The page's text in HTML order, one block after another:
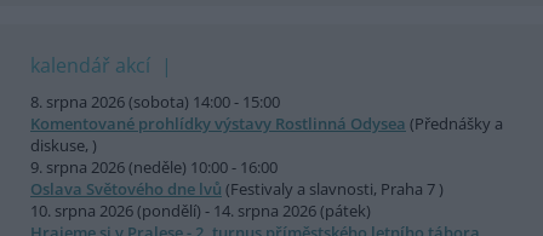
kalendář akcí
8. srpna 2026 (sobota) 14:00 - 15:00
Komentované prohlídky výstavy Rostlinná Odysea (Přednášky a
diskuse, )
9. srpna 2026 (neděle) 10:00 - 16:00
Oslava Světového dne lvů (Festivaly a slavnosti, Praha 7 )
10. srpna 2026 (pondělí) - 14. srpna 2026 (pátek)